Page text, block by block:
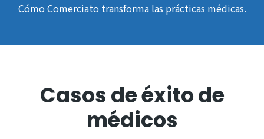
Cómo Comerciato transforma las prácticas médicas.
Casos de éxito de
médicos